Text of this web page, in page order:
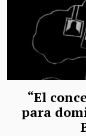
“El
para